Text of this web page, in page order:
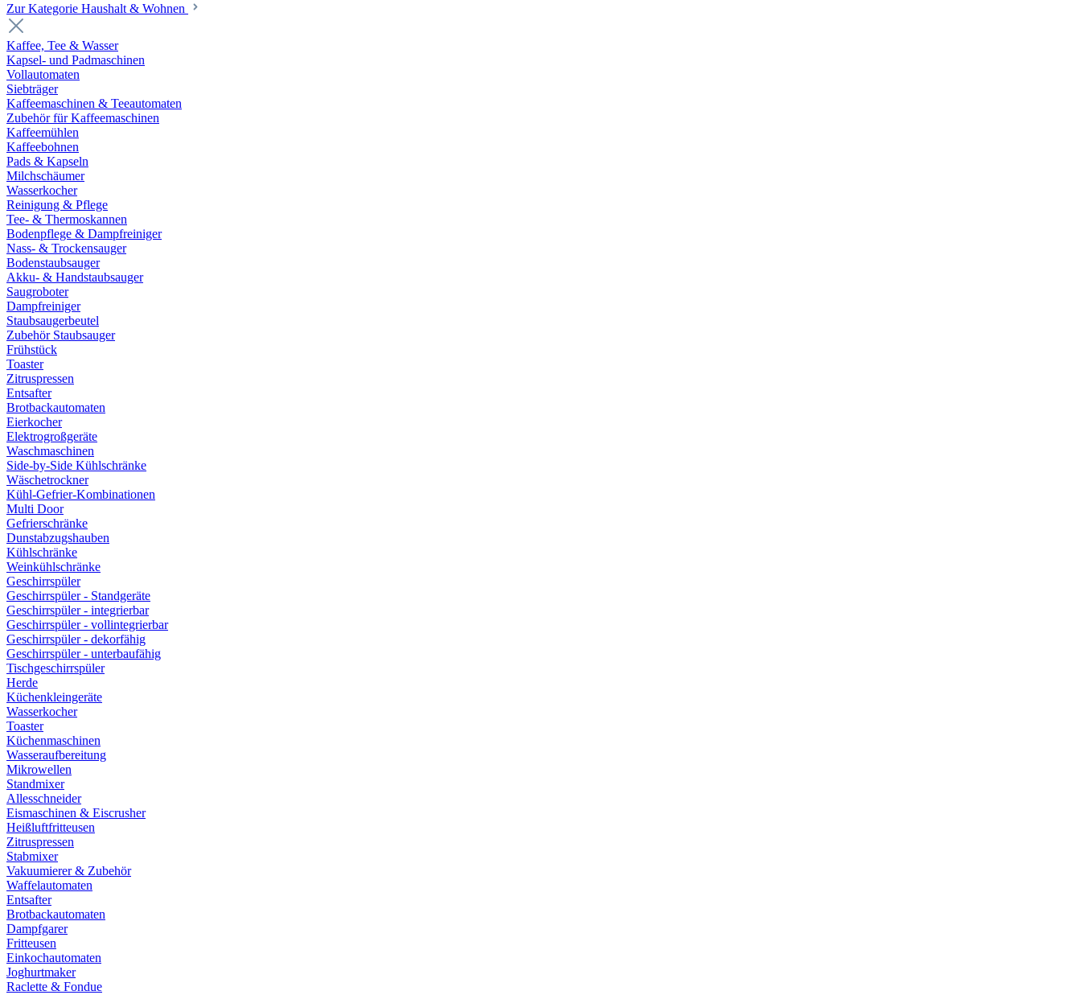
Zur Kategorie Haushalt & Wohnen
Kaffee, Tee & Wasser
Kapsel- und Padmaschinen
Vollautomaten
Siebträger
Kaffeemaschinen & Teeautomaten
Zubehör für Kaffeemaschinen
Kaffeemühlen
Kaffeebohnen
Pads & Kapseln
Milchschäumer
Wasserkocher
Reinigung & Pflege
Tee- & Thermoskannen
Bodenpflege & Dampfreiniger
Nass- & Trockensauger
Bodenstaubsauger
Akku- & Handstaubsauger
Saugroboter
Dampfreiniger
Staubsaugerbeutel
Zubehör Staubsauger
Frühstück
Toaster
Zitruspressen
Entsafter
Brotbackautomaten
Eierkocher
Elektrogroßgeräte
Waschmaschinen
Side-by-Side Kühlschränke
Wäschetrockner
Kühl-Gefrier-Kombinationen
Multi Door
Gefrierschränke
Dunstabzugshauben
Kühlschränke
Weinkühlschränke
Geschirrspüler
Geschirrspüler - Standgeräte
Geschirrspüler - integrierbar
Geschirrspüler - vollintegrierbar
Geschirrspüler - dekorfähig
Geschirrspüler - unterbaufähig
Tischgeschirrspüler
Herde
Küchenkleingeräte
Wasserkocher
Toaster
Küchenmaschinen
Wasseraufbereitung
Mikrowellen
Standmixer
Allesschneider
Eismaschinen & Eiscrusher
Heißluftfritteusen
Zitruspressen
Stabmixer
Vakuumierer & Zubehör
Waffelautomaten
Entsafter
Brotbackautomaten
Dampfgarer
Fritteusen
Einkochautomaten
Joghurtmaker
Raclette & Fondue